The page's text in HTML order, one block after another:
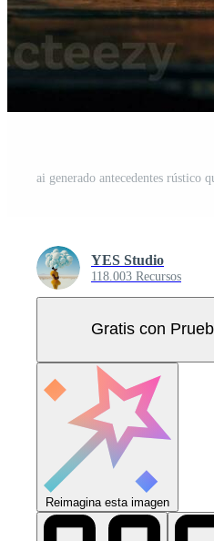
YES Studio
118.003 Recursos
Gratis con
Reimagina esta imagen